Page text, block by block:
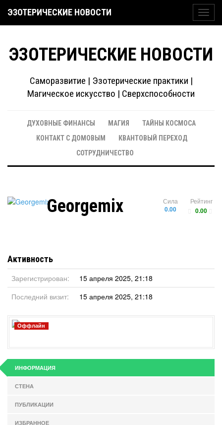
ЭЗОТЕРИЧЕСКИЕ НОВОСТИ
ЭЗОТЕРИЧЕСКИЕ НОВОСТИ
Саморазвитие | Эзотерические практики |
Магическое искусство | Сверхспособности
ДУХОВНЫЕ ФИНАНСЫ МАГИЯ
ТАЙНЫ КОСМОСА
КОНТАКТ С ДОМОВЫМ
КВАНТОВЫЙ ПЕРЕХОД
СОТРУДНИЧЕСТВО
Рейтинг
0.00
Сила
0.00
Georgemix
Активность
Зарегистрирован:
15 апреля 2025, 21:18
Последний визит:
15 апреля 2025, 21:18
Оффлайн
ИНФОРМАЦИЯ
СТЕНА
ПУБЛИКАЦИИ
ИЗБРАННОЕ